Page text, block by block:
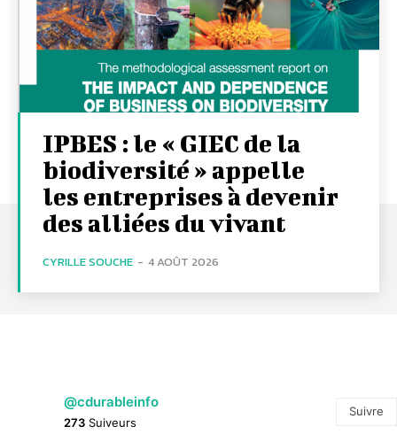
IPBES : le « GIEC de la
biodiversité » appelle
les entreprises à devenir
des alliées du vivant
CYRILLE SOUCHE - 4 AOÛT 2026
@cdurableinfo
273 Suiveurs
Suivre